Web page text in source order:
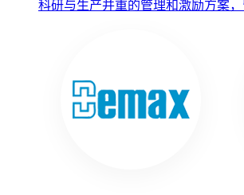
科研与生产并重的管理和激励方案